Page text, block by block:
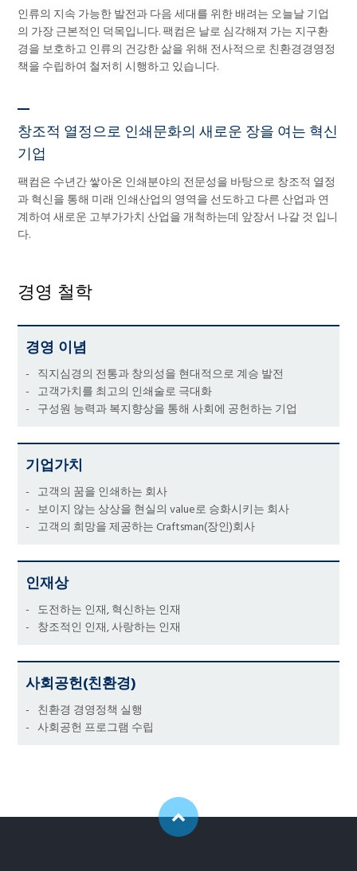
인류의 지속 가능한 발전과 다음 세대를 위한 배려는 오늘날 기업
의 가장 근본적인 덕목입니다. 팩컴은 날로 심각해져 가는 지구환
경을 보호하고 인류의 건강한 삶을 위해 전사적으로 친환경경영정
책을 수립하여 철저히 시행하고 있습니다.
창조적 열정으로 인쇄문화의 새로운 장을 여는 혁신
기업
팩컴은 수년간 쌓아온 인쇄분야의 전문성을 바탕으로 창조적 열정
과 혁신을 통해 미래 인쇄산업의 영역을 선도하고 다른 산업과 연
계하여 새로운 고부가가치 산업을 개척하는데 앞장서 나갈 것 입니
다.
경영 철학
경영 이념
- 직지심경의 전통과 창의성을 현대적으로 계승 발전
- 고객가치를 최고의 인쇄술로 극대화
- 구성원 능력과 복지향상을 통해 사회에 공헌하는 기업
기업가치
- 고객의 꿈을 인쇄하는 회사
- 보이지 않는 상상을 현실의 value로 승화시키는 회사
- 고객의 희망을 제공하는 Craftsman(장인)회사
인재상
- 도전하는 인재, 혁신하는 인재
- 창조적인 인재, 사랑하는 인재
사회공헌(친환경)
- 친환경 경영정책 실행
- 사회공헌 프로그램 수립